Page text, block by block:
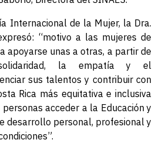
Internacional de la Mujer, la Dra.
“motivo a las mujeres de
apoyarse unas a otras, a partir de
la empatía y el
sus talentos y contribuir con
Rica más equitativa e inclusiva
acceder a la Educación y
desarrollo personal, profesional y